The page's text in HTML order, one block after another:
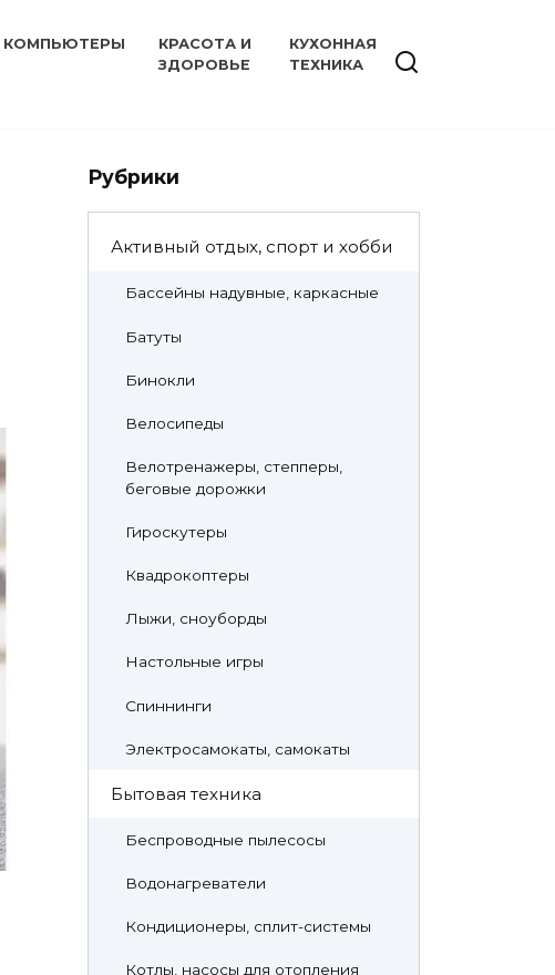
КОМПЬЮТЕРЫ
КРАСОТА И
ЗДОРОВЬЕ
КУХОННАЯ
ТЕХНИКА
Рубрики
Активный отдых, спорт и хобби
Бассейны надувные, каркасные
Батуты
Бинокли
Велосипеды
Велотренажеры, степперы,
беговые дорожки
Гироскутеры
Квадрокоптеры
Лыжи, сноуборды
Настольные игры
Спиннинги
Электросамокаты, самокаты
Бытовая техника
Беспроводные пылесосы
Водонагреватели
Кондиционеры, сплит-системы
Котлы, насосы для отопления